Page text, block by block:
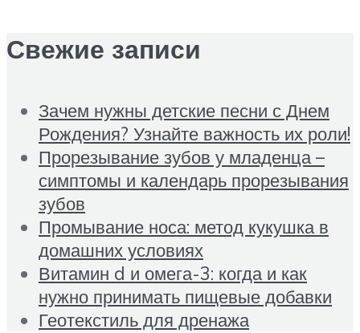
Свежие записи
Зачем нужны детские песни с Днем
Рождения? Узнайте важность их роли!
Прорезывание зубов у младенца –
симптомы и календарь прорезывания
зубов
Промывание носа: метод кукушка в
домашних условиях
Витамин d и омега-3: когда и как
нужно принимать пищевые добавки
Геотекстиль для дренажа